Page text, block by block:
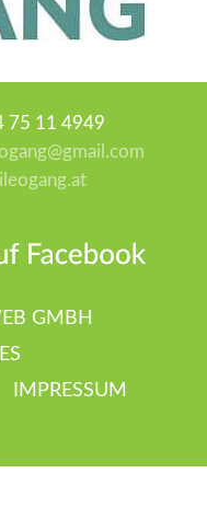
75 11 4949
GMBH
IMPRESSUM